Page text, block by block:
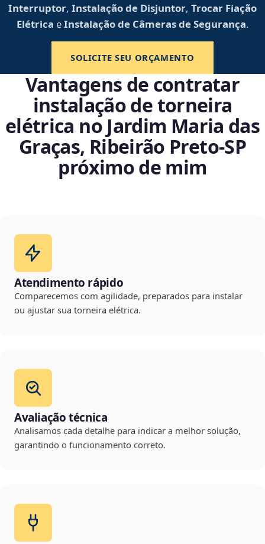
Interruptor, Instalação de Disjuntor, Trocar Fiação
Elétrica eInstalação de Câmeras de Segurança.
SOLICITE SEU ORÇAMENTO
Vantagens de contratar
instalação de torneira
elétrica no Jardim Maria das
Graças, Ribeirão Preto‑SP
próximo de mim
Atendimento rápido
Comparecemos com agilidade, preparados para instalar
ou ajustar sua torneira elétrica.
Avaliação técnica
Analisamos cada detalhe para indicar a melhor solução,
garantindo o funcionamento correto.